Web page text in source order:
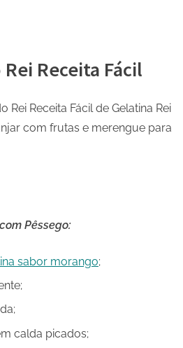
Receita Fácil
Rei Receita Fácil de Gelatina Rei
com frutas e merengue para
Pêssego:
sabor morango;
calda picados;